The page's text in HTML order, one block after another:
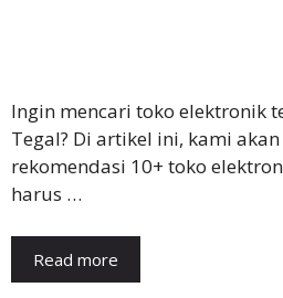
Ingin mencari toko elektronik
Tegal? Di artikel ini, kami
rekomendasi 10+ toko
harus …
Read more